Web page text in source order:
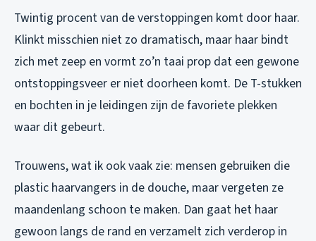
Twintig procent van de verstoppingen komt door haar.
Klinkt misschien niet zo dramatisch, maar haar bindt
zich met zeep en vormt zo’n taai prop dat een gewone
ontstoppingsveer er niet doorheen komt. De T-stukken
en bochten in je leidingen zijn de favoriete plekken
waar dit gebeurt.
Trouwens, wat ik ook vaak zie: mensen gebruiken die
plastic haarvangers in de douche, maar vergeten ze
maandenlang schoon te maken. Dan gaat het haar
gewoon langs de rand en verzamelt zich verderop in